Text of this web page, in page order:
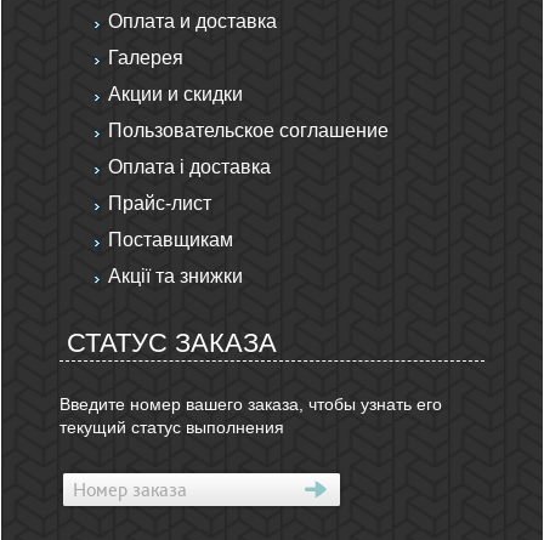
Оплата и доставка
Галерея
Акции и скидки
Пользовательское соглашение
Оплата і доставка
Прайс-лист
Поставщикам
Акції та знижки
СТАТУС ЗАКАЗА
Введите номер вашего заказа, чтобы узнать его
текущий статус выполнения